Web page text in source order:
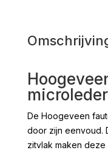
De Hoogeveen
door zijn eenvoud.
zitvlak maken